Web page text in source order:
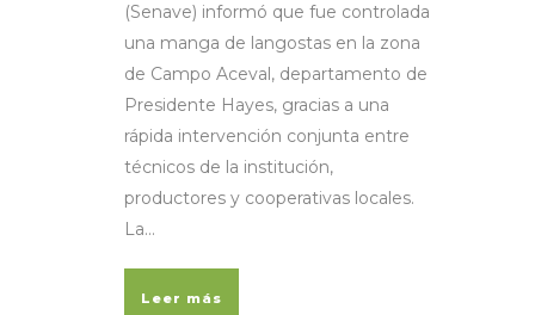
(Senave) informó que fue controlada
una manga de langostas en la zona
de Campo Aceval, departamento de
Presidente Hayes, gracias a una
rápida intervención conjunta entre
técnicos de la institución,
productores y cooperativas locales.
La...
Leer más